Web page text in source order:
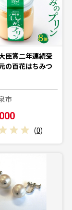
臣賞二年連続受
の百花はちみつ
市
(0)